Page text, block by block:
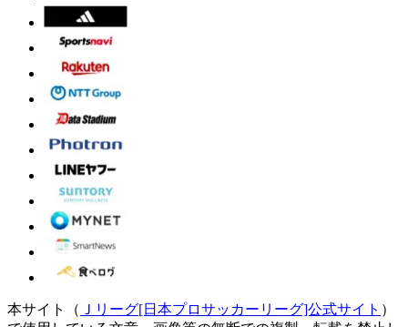
本サイト（ Ｊリーグ[日本プロサッカーリーグ]公式サイト ）